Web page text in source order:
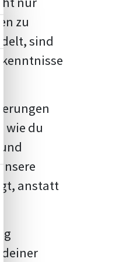
zu
sind
wie du
anstatt
deiner